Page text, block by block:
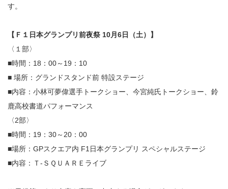
す。
【Ｆ１日本グランプリ前夜祭 10月6日（土）】
〈１部〉
■時間：18：00～19：10
■ 場所：グランドスタンド前 特設ステージ
■内容：小林可夢偉選手トークショー、今宮純氏トークショー、鈴
鹿高校書道パフォーマンス
〈2部〉
■時間：19：30～20：00
■場所：GPスクエア内 F1日本グランプリ スペシャルステージ
■内容：Ｔ-ＳＱＵＡＲＥライブ